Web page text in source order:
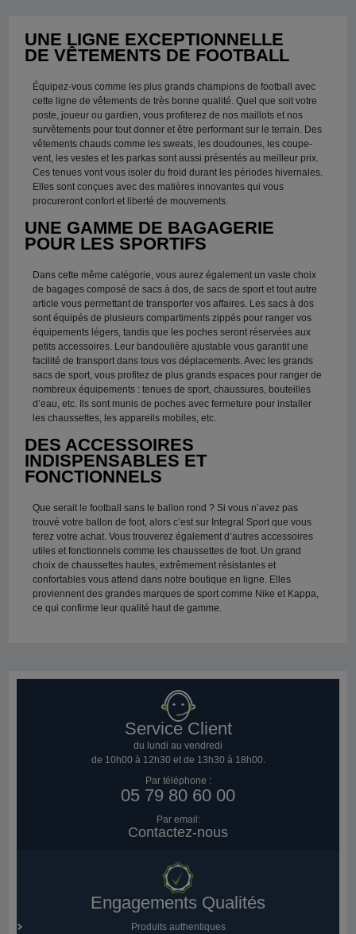
UNE LIGNE EXCEPTIONNELLE
DE VÊTEMENTS DE FOOTBALL
Équipez-vous comme les plus grands champions de football avec
cette ligne de vêtements de très bonne qualité. Quel que soit votre
poste, joueur ou gardien, vous profiterez de nos maillots et nos
survêtements pour tout donner et être performant sur le terrain. Des
vêtements chauds comme les sweats, les doudounes, les coupe-
vent, les vestes et les parkas sont aussi présentés au meilleur prix.
Ces tenues vont vous isoler du froid durant les périodes hivernales.
Elles sont conçues avec des matières innovantes qui vous
procureront confort et liberté de mouvements.
UNE GAMME DE BAGAGERIE
POUR LES SPORTIFS
Dans cette même catégorie, vous aurez également un vaste choix
de bagages composé de sacs à dos, de sacs de sport et tout autre
article vous permettant de transporter vos affaires. Les sacs à dos
sont équipés de plusieurs compartiments zippés pour ranger vos
équipements légers, tandis que les poches seront réservées aux
petits accessoires. Leur bandoulière ajustable vous garantit une
facilité de transport dans tous vos déplacements. Avec les grands
sacs de sport, vous profitez de plus grands espaces pour ranger de
nombreux équipements : tenues de sport, chaussures, bouteilles
d’eau, etc. Ils sont munis de poches avec fermeture pour installer
les chaussettes, les appareils mobiles, etc.
DES ACCESSOIRES
INDISPENSABLES ET
FONCTIONNELS
Que serait le football sans le ballon rond ? Si vous n’avez pas
trouvé votre ballon de foot, alors c’est sur Integral Sport que vous
ferez votre achat. Vous trouverez également d’autres accessoires
utiles et fonctionnels comme les chaussettes de foot. Un grand
choix de chaussettes hautes, extrêmement résistantes et
confortables vous attend dans notre boutique en ligne. Elles
proviennent des grandes marques de sport comme Nike et Kappa,
ce qui confirme leur qualité haut de gamme.
Service Client
du lundi au vendredi
de 10h00 à 12h30 et de 13h30 à 18h00.
Par téléphone :
05 79 80 60 00
Par email:
Contactez-nous
Engagements Qualités
Produits authentiques